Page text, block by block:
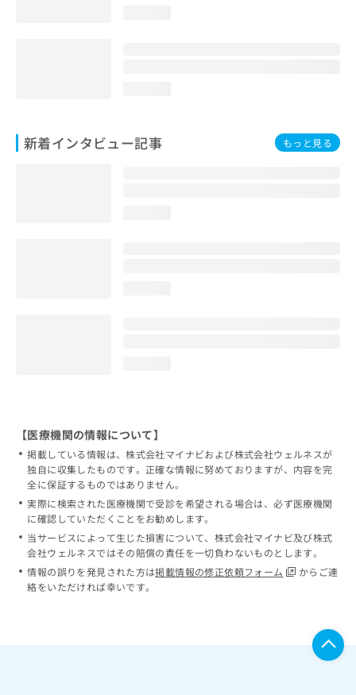
新着インタビュー記事 もっと見る
【医療機関の情報について】
掲載している情報は、株式会社マイナビおよび株式会社ウェルネスが
独自に収集したものです。正確な情報に努めておりますが、内容を完
全に保証するものではありません。
実際に検索された医療機関で受診を希望される場合は、必ず医療機関
に確認していただくことをお勧めします。
当サービスによって生じた損害について、株式会社マイナビ及び株式
会社ウェルネスではその賠償の責任を一切負わないものとします。
情報の誤りを発見された方は掲載情報の修正依頼フォーム
からご連
絡をいただければ幸いです。